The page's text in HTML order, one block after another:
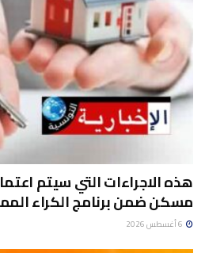
هذه الاجراءات التي سيتم
مسكن ضمن برنامج الكراء